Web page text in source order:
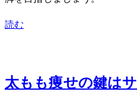
読む
太もも痩せの鍵は